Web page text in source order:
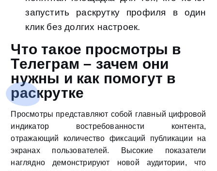
запустить раскрутку профиля в один
клик без долгих настроек.
Что такое просмотры в
Телеграм – зачем они
нужны и как помогут в
раскрутке
Просмотры представляют собой главный цифровой
индикатор востребованности контента,
отражающий количество фиксаций публикации на
экранах пользователей. Высокие показатели
наглядно демонстрируют новой аудитории, что